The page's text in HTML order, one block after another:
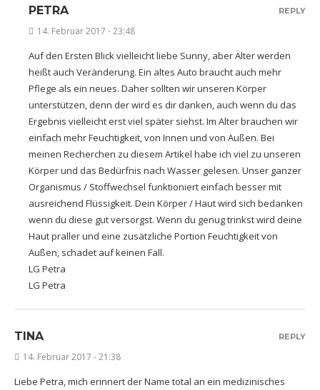
PETRA
14. Februar 2017 - 23:48
Auf den Ersten Blick vielleicht liebe Sunny, aber Älter werden
heißt auch Veränderung. Ein altes Auto braucht auch mehr
Pflege als ein neues. Daher sollten wir unseren Körper
unterstützen, denn der wird es dir danken, auch wenn du das
Ergebnis vielleicht erst viel später siehst. Im Alter brauchen wir
einfach mehr Feuchtigkeit, von Innen und von Außen. Bei
meinen Recherchen zu diesem Artikel habe ich viel zu unseren
Körper und das Bedürfnis nach Wasser gelesen. Unser ganzer
Organismus / Stoffwechsel funktioniert einfach besser mit
ausreichend Flüssigkeit. Dein Körper / Haut wird sich bedanken
wenn du diese gut versorgst. Wenn du genug trinkst wird deine
Haut praller und eine zusätzliche Portion Feuchtigkeit von
Außen, schadet auf keinen Fall.
LG Petra
LG Petra
REPLY
TINA
14. Februar 2017 - 21:38
Liebe Petra, mich erinnert der Name total an ein medizinisches
REPLY